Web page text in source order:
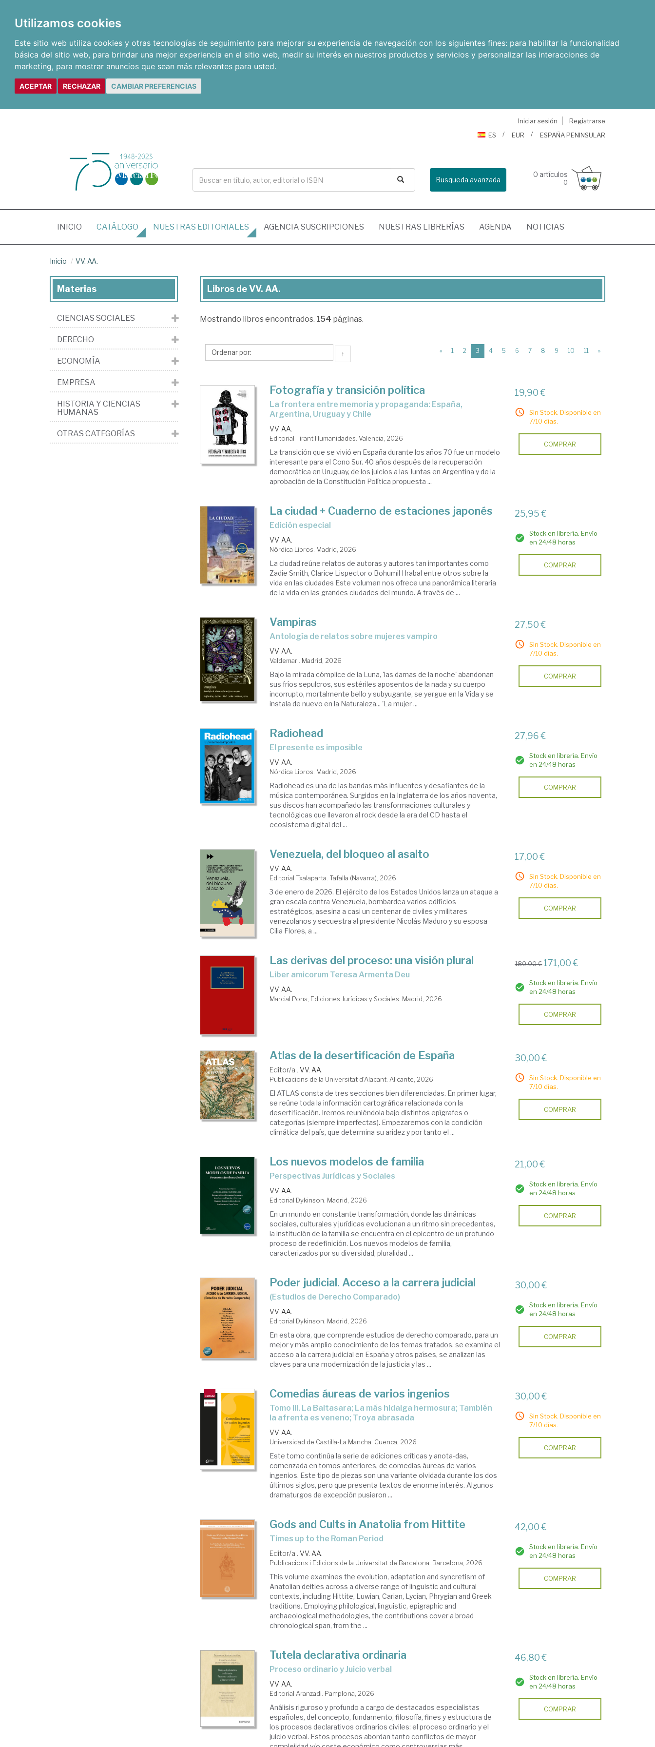
Utilizamos cookies
Este sitio web utiliza cookies y otras tecnologías de seguimiento para mejorar su experiencia de navegación con los siguientes fines: para habilitar la funcionalidad
básica del sitio web, para brindar una mejor experiencia en el sitio web, medir su interés en nuestros productos y servicios y personalizar las interacciones de
marketing, para mostrar anuncios que sean más relevantes para usted.
ACEPTAR RECHAZAR CAMBIAR PREFERENCIAS
Iniciar sesión
Registrarse
ES
EUR ESPAÑA PENINSULAR
Busqueda avanzada
0 artículos
0
INICIO (CURRENT)
CATÁLOGO NUESTRAS EDITORIALES AGENCIA SUSCRIPCIONES NUESTRAS LIBRERÍAS AGENDA NOTICIAS
Inicio VV. AA.
Libros
VV.
Libros de VV. AA.
Mostrando libros encontrados. 154 páginas.
↑ « 1 2 3 (current)
4 5 6 7 8 9 10 11 »
Fotografía y transición política
La frontera entre memoria y propaganda: España,
Argentina, Uruguay y Chile
VV. AA.
Editorial Tirant Humanidades. Valencia, 2026
La transición que se vivió en España durante los años 70 fue un modelo
interesante para el Cono Sur. 40 años después de la recuperación
democrática en Uruguay, de los juicios a las Juntas en Argentina y de la
aprobación de la Constitución Política propuesta ...
19,90 €
Sin Stock. Disponible en
7/10 días.
COMPRAR
La ciudad + Cuaderno de estaciones japonés
Edición especial
VV. AA.
Nórdica Libros. Madrid, 2026
La ciudad reúne relatos de autoras y autores tan importantes como
Zadie Smith, Clarice Lispector o Bohumil Hrabal entre otros sobre la
vida en las ciudades Este volumen nos ofrece una panorámica literaria
de la vida en las grandes ciudades del mundo. A través de ...
25,95 €
Stock en librería. Envío
en 24/48 horas
COMPRAR
Vampiras
Antología de relatos sobre mujeres vampiro
VV. AA.
Valdemar . Madrid, 2026
Bajo la mirada cómplice de la Luna, 'las damas de la noche' abandonan
sus fríos sepulcros, sus estériles aposentos de la nada y su cuerpo
incorrupto, mortalmente bello y subyugante, se yergue en la Vida y se
instala de nuevo en la Naturaleza... 'La mujer ...
27,50 €
Sin Stock. Disponible en
7/10 días.
COMPRAR
Radiohead
El presente es imposible
VV. AA.
Nórdica Libros. Madrid, 2026
Radiohead es una de las bandas más influentes y desafiantes de la
música contemporánea. Surgidos en la Inglaterra de los años noventa,
sus discos han acompañado las transformaciones culturales y
tecnológicas que llevaron al rock desde la era del CD hasta el
ecosistema digital del ...
27,96 €
Stock en librería. Envío
en 24/48 horas
COMPRAR
Venezuela, del bloqueo al asalto
VV. AA.
Editorial Txalaparta. Tafalla (Navarra), 2026
3 de enero de 2026. El ejército de los Estados Unidos lanza un ataque a
gran escala contra Venezuela, bombardea varios edificios
estratégicos, asesina a casi un centenar de civiles y militares
venezolanos y secuestra al presidente Nicolás Maduro y su esposa
Cilia Flores, a ...
17,00 €
Sin Stock. Disponible en
7/10 días.
COMPRAR
Las derivas del proceso: una visión plural
Liber amicorum Teresa Armenta Deu
VV. AA.
Marcial Pons, Ediciones Jurídicas y Sociales. Madrid, 2026
180,00 € 171,00 €
Stock en librería. Envío
en 24/48 horas
COMPRAR
Atlas de la desertificación de España
Editor/a .VV. AA.
Publicacions de la Universitat d'Alacant. Alicante, 2026
El ATLAS consta de tres secciones bien diferenciadas. En primer lugar,
se reúne toda la información cartográfica relacionada con la
desertificación. Iremos reuniéndola bajo distintos epígrafes o
categorías (siempre imperfectas). Empezaremos con la condición
climática del país, que determina su aridez y por tanto el ...
30,00 €
Sin Stock. Disponible en
7/10 días.
COMPRAR
Los nuevos modelos de familia
Perspectivas Jurídicas y Sociales
VV. AA.
Editorial Dykinson. Madrid, 2026
En un mundo en constante transformación, donde las dinámicas
sociales, culturales y jurídicas evolucionan a un ritmo sin precedentes,
la institución de la familia se encuentra en el epicentro de un profundo
proceso de redefinición. Los nuevos modelos de familia,
caracterizados por su diversidad, pluralidad ...
21,00 €
Stock en librería. Envío
en 24/48 horas
COMPRAR
Poder judicial. Acceso a la carrera judicial
(Estudios de Derecho Comparado)
VV. AA.
Editorial Dykinson. Madrid, 2026
En esta obra, que comprende estudios de derecho comparado, para un
mejor y más amplio conocimiento de los temas tratados, se examina el
acceso a la carrera judicial en España y otros países, se analizan las
claves para una modernización de la justicia y las ...
30,00 €
Stock en librería. Envío
en 24/48 horas
COMPRAR
Comedias áureas de varios ingenios
Tomo III. La Baltasara; La más hidalga hermosura; También
la afrenta es veneno; Troya abrasada
VV. AA.
Universidad de Castilla-La Mancha. Cuenca, 2026
Este tomo continúa la serie de ediciones críticas y anota-das,
comenzada en tomos anteriores, de comedias áureas de varios
ingenios. Este tipo de piezas son una variante olvidada durante los dos
últimos siglos, pero que presenta textos de enorme interés. Algunos
dramaturgos de excepción pusieron ...
30,00 €
Sin Stock. Disponible en
7/10 días.
COMPRAR
Gods and Cults in Anatolia from Hittite
Times up to the Roman Period
Editor/a .VV. AA.
Publicacions i Edicions de la Universitat de Barcelona. Barcelona, 2026
This volume examines the evolution, adaptation and syncretism of
Anatolian deities across a diverse range of linguistic and cultural
contexts, including Hittite, Luwian, Carian, Lycian, Phrygian and Greek
traditions. Employing philological, linguistic, epigraphic and
archaeological methodologies, the contributions cover a broad
chronological span, from the ...
42,00 €
Stock en librería. Envío
en 24/48 horas
COMPRAR
Tutela declarativa ordinaria
Proceso ordinario y Juicio verbal
VV. AA.
Editorial Aranzadi. Pamplona, 2026
Análisis riguroso y profundo a cargo de destacados especialistas
españoles, del concepto, fundamento, filosofía, fines y estructura de
los procesos declarativos ordinarios civiles: el proceso ordinario y el
juicio verbal. Estos procesos abordan tanto conflictos de mayor
46,80 €
Stock en librería. Envío
en 24/48 horas
COMPRAR
Materias
CIENCIAS SOCIALES
DERECHO
ECONOMÍA
EMPRESA
HISTORIA Y CIENCIAS
HUMANAS
OTRAS CATEGORÍAS